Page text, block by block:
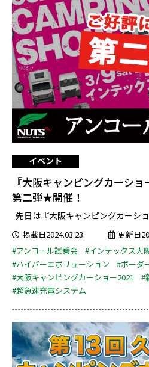
イベント
『大阪キャンピングカーシ
第二弾★開催！
先日は『大阪キャンピングカーシ
掲載日2024.03.23
更新日
#アンコール試乗会
#インテックス大
#ハイパーエボリューション
#ボーダ
#大阪キャンピングカーショー2021
#
#超急速充電システム